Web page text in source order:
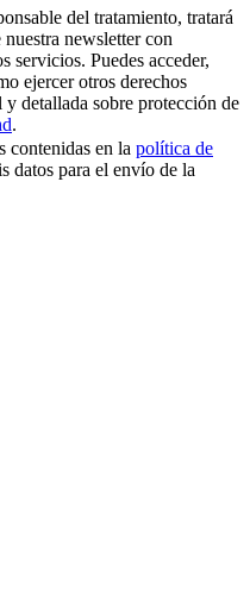
del tratamiento, tratará
newsletter con
servicios. Puedes acceder,
ejercer otros derechos
detallada sobre protección de
.
contenidas en la política de
datos para el envío de la